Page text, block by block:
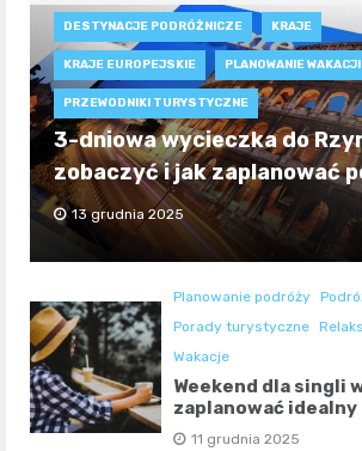
DESTYNACJE PODRÓŻNICZE KRAJE
KRAJE EUROPEJSKIE PLANOWANIE WAKACJI
PRZEWODNIKI TURYSTYCZNE
3-dniowa wycieczka do
zobaczyć i jak zaplanować
13 grudnia 2025
Planowanie podróży
Porady turystyczne
Wakacje
Weekend dla singli
zaplanować
11 grudnia 2025